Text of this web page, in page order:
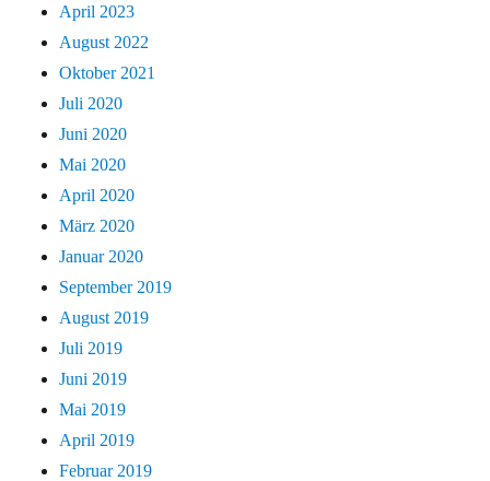
April 2023
August 2022
Oktober 2021
Juli 2020
Juni 2020
Mai 2020
April 2020
März 2020
Januar 2020
September 2019
August 2019
Juli 2019
Juni 2019
Mai 2019
April 2019
Februar 2019